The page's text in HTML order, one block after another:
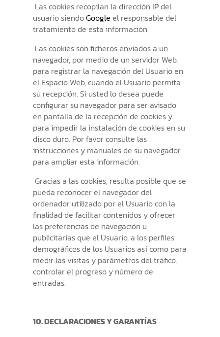
Las cookies recopilan la dirección IPdel
usuario siendoGoogle el responsable del
tratamiento de esta información.
Las cookies son ficheros enviados a un
navegador, por medio de un servidor Web,
para registrar la navegación del Usuario en
el Espacio Web, cuando el Usuario permita
su recepción. Si usted lo desea puede
configurar su navegador para ser avisado
en pantalla de la recepción de cookies y
para impedir la instalación de cookies en su
disco duro. Por favor consulte las
instrucciones y manuales de su navegador
para ampliar esta información.
Gracias a las cookies, resulta posible que se
pueda reconocer el navegador del
ordenador utilizado por el Usuario con la
finalidad de facilitar contenidos y ofrecer
las preferencias de navegación u
publicitarias que el Usuario, a los perfiles
demográficos de los Usuarios así como para
medir las visitas y parámetros del tráfico,
controlar el progreso y número de
entradas.
10. DECLARACIONES Y GARANTÍAS